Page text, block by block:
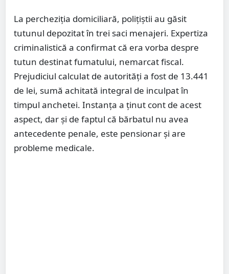
La percheziția domiciliară, polițiștii au găsit
tutunul depozitat în trei saci menajeri. Expertiza
criminalistică a confirmat că era vorba despre
tutun destinat fumatului, nemarcat fiscal.
Prejudiciul calculat de autorități a fost de 13.441
de lei, sumă achitată integral de inculpat în
timpul anchetei. Instanța a ținut cont de acest
aspect, dar și de faptul că bărbatul nu avea
antecedente penale, este pensionar și are
probleme medicale.